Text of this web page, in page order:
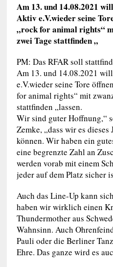
Am 13. und 14.08.2021
Aktiv e.V.wieder seine
„rock for animal rights“
zwei Tage stattfinden „
PM: Das RFAR soll
Am 13. und 14.08.2021
e.V.wieder seine Tore
for animal rights“ mit
stattfinden „lassen.
Wir sind guter Hoffnung,“
Zemke, „dass wir es
können. Wir haben ein
eine begrenzte Zahl an
werden vorab mit einem
jeder auf dem Platz sicher
Auch das Line-Up kann
haben wir wirklich einen
Thundermother aus
Wahnsinn. Auch
Pauli oder die Berliner
Ehre. Das ganze wird es